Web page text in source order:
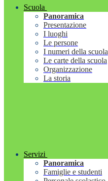
Scuola
Panoramica
Presentazione
I luoghi
Le persone
I numeri della scuola
Le carte della scuola
Organizzazione
La storia
Servizi
Panoramica
Famiglie e studenti